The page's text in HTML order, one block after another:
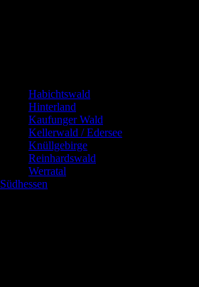
Habichtswald
Hinterland
Kaufunger Wald
Kellerwald / Edersee
Knüllgebirge
Reinhardswald
Werratal
Südhessen